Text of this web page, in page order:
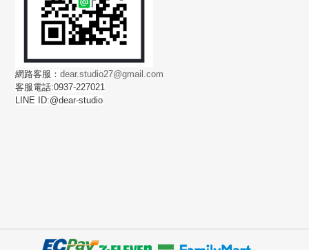
網路客服：dear.studio27@gmail.com
客服電話:0937-227021
LINE ID:@dear-studio